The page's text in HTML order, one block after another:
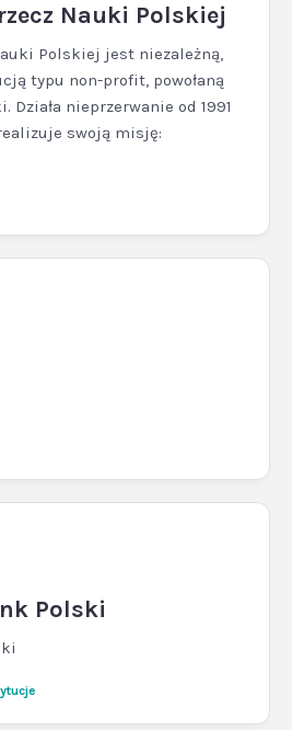
Nauki Polskiej
Polskiej jest niezależną,
typu non-profit, powołaną
nieprzerwanie od 1991
swoją misję:
Polski